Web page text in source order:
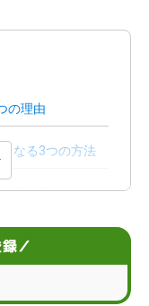
の理由
なる3つの方法
定質問と答え方
／